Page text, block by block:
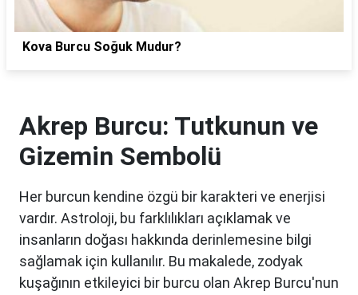
Kova Burcu Soğuk Mudur?
Akrep Burcu: Tutkunun ve
Gizemin Sembolü
Her burcun kendine özgü bir karakteri ve enerjisi
vardır. Astroloji, bu farklılıkları açıklamak ve
insanların doğası hakkında derinlemesine bilgi
sağlamak için kullanılır. Bu makalede, zodyak
kuşağının etkileyici bir burcu olan Akrep Burcu'nun